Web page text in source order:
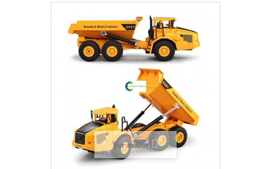
Ver maior